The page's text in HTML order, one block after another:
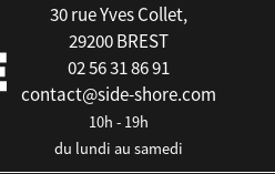
30 rue Yves Collet,
29200 BREST
02 56 31 86 91
contact@side-shore.com
10h - 19h
du lundi au samedi